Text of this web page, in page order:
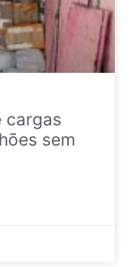
cargas
sem